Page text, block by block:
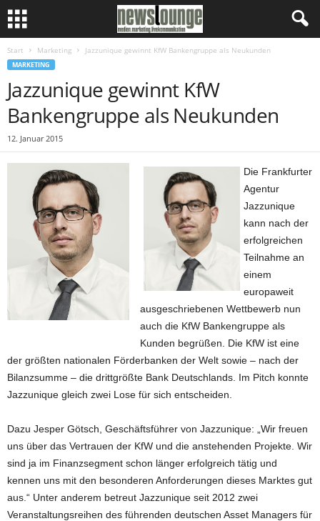
Start Marketing Jazzunique gewinnt KfW Bankengruppe als Neukunden
MARKETING
Jazzunique gewinnt KfW
Bankengruppe als Neukunden
12. Januar 2015
Die Frankfurter
Agentur
Jazzunique
kann nach der
erfolgreichen
Teilnahme an
einem
europaweit
ausgeschriebenen Wettbewerb nun
auch die KfW Bankengruppe als
Kunden begrüßen. Die KfW ist eine
der größten nationalen Förderbanken der Welt sowie – nach der
Bilanzsumme – die drittgrößte Bank Deutschlands. Im Pitch konnte
Jazzunique gleich zwei Lose für sich entscheiden.
Dazu Jesper Götsch, Geschäftsführer von Jazzunique: „Wir freuen
uns über das Vertrauen der KfW und die anstehenden Projekte. Wir
sind ja im Finanzsegment schon länger erfolgreich tätig und
kennen uns mit den besonderen Anforderungen dieses Marktes gut
aus.“ Unter anderem betreut Jazzunique seit 2012 zwei
Veranstaltungsreihen des führenden deutschen Asset Managers für